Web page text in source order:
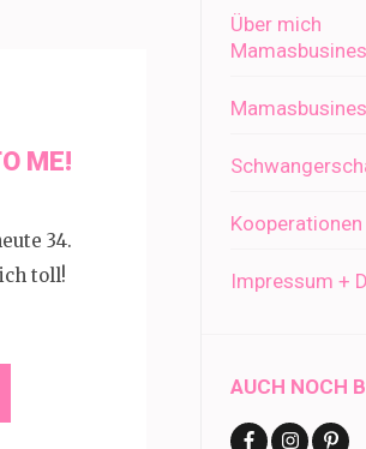
ME!
34.
toll!
Über mich
Kooperationen
Impressum +
AUCH NOCH